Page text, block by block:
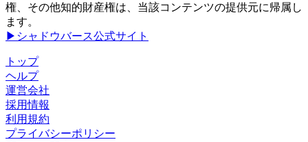
権、その他知的財産権は、当該コンテンツの提供元に帰属し
ます。
▶シャドウバース公式サイト
トップ
ヘルプ
運営会社
採用情報
利用規約
プライバシーポリシー